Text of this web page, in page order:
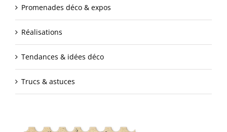
Promenades déco & expos
Réalisations
Tendances & idées déco
Trucs & astuces